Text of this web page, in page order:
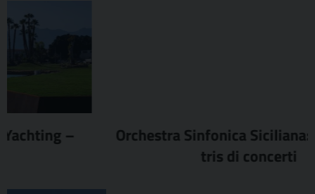
Orchestra Sinfonica Siciliana: settembre
tris di concerti